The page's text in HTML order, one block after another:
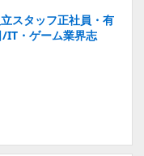
スタッフ正社員・有
IT・ゲーム業界志